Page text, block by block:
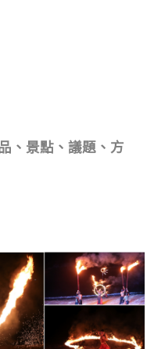
、景點、議題、方